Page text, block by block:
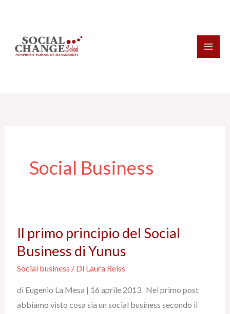
contenuto
Social Business
Il primo principio del Social
Business di Yunus
Social business / Di Laura Reiss
di Eugenio La Mesa | 16 aprile 2013 Nel primo post
abbiamo visto cosa sia un social business secondo il
Il
primo
Social
Business